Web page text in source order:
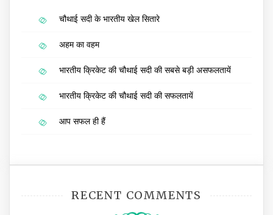
चौथाई सदी के भारतीय खेल सितारे
अहम का वहम
भारतीय क्रिकेट की चौथाई सदी की सबसे बड़ी असफलतायें
भारतीय क्रिकेट की चौथाई सदी की सफलतायें
आप सफल ही हैं
RECENT COMMENTS